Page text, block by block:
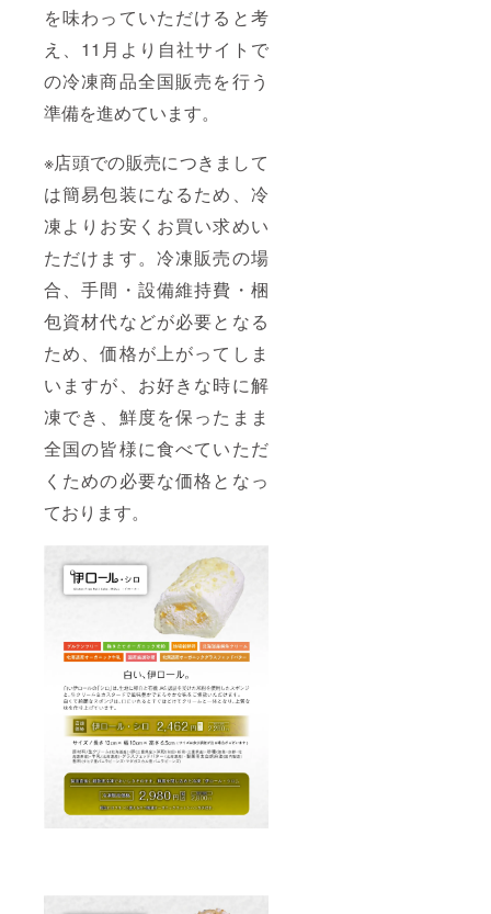
を味わっていただけると考
え、11月より自社サイトで
の冷凍商品全国販売を行う
準備を進めています。
※店頭での販売につきまして
は簡易包装になるため、冷
凍よりお安くお買い求めい
ただけます。冷凍販売の場
合、手間・設備維持費・梱
包資材代などが必要となる
ため、価格が上がってしま
いますが、お好きな時に解
凍でき、鮮度を保ったまま
全国の皆様に食べていただ
くための必要な価格となっ
ております。